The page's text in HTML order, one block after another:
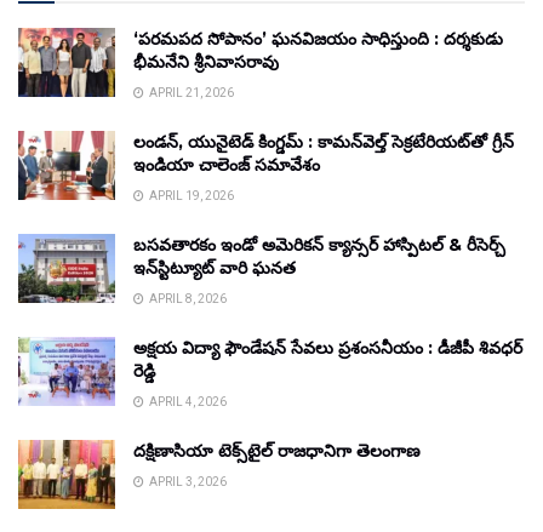
‘పరమపద సోపానం’ ఘనవిజయం సాధిస్తుంది : దర్శకుడు
భీమనేని శ్రీనివాసరావు
APRIL 21, 2026
లండన్, యునైటెడ్ కింగ్డమ్ : కామన్‌వెల్త్ సెక్రటేరియట్‌తో గ్రీన్
ఇండియా చాలెంజ్ సమావేశం
APRIL 19, 2026
బసవతారకం ఇండో అమెరికన్ క్యాన్సర్ హాస్పిటల్ & రీసెర్చ్
ఇన్‌స్టిట్యూట్ వారి ఘనత
APRIL 8, 2026
అక్షయ విద్యా ఫౌండేషన్ సేవలు ప్రశంసనీయం : డీజీపీ శివధర్
రెడ్డి
APRIL 4, 2026
దక్షిణాసియా టెక్స్‌టైల్ రాజధానిగా తెలంగాణ
APRIL 3, 2026